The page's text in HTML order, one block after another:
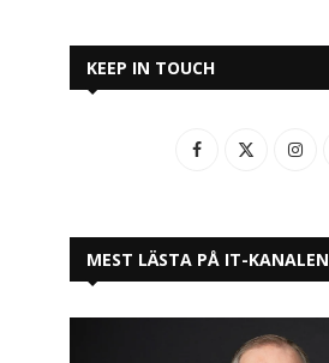
KEEP IN TOUCH
MEST LÄSTA PÅ IT-KANALEN